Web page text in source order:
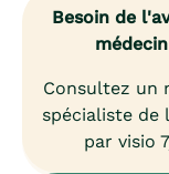
Besoin de
Consultez un
spécialiste de
par visio